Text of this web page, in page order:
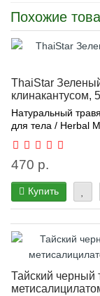
Похожие
ThaiStar
клинакантусом,
Натуральный
для тела / Herbal
470 р.
Купить
Тайский черный